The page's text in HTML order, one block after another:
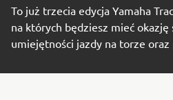
To już trzecia edycja Yamaha
na których będziesz mieć okazję
umiejętności jazdy na torze